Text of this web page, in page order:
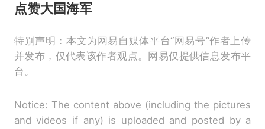
点赞大国海军
特别声明：本文为网易自媒体平台“网易号”作者上传
并发布，仅代表该作者观点。网易仅提供信息发布平
台。
Notice: The content above (including the pictures
and videos if any) is uploaded and posted by a